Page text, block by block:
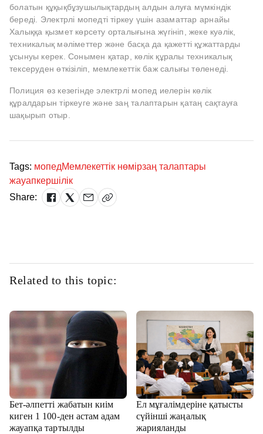
болатын құқықбұзушылықтардың алдын алуға мүмкіндік
береді. Электрлі мопедті тіркеу үшін азаматтар арнайы
Халыққа қызмет көрсету орталығына жүгініп, жеке куәлік,
техникалық мәліметтер және басқа да қажетті құжаттарды
ұсынуы керек. Сонымен қатар, көлік құралы техникалық
тексеруден өткізіліп, мемлекеттік баж салығы төленеді.
Полиция өз кезегінде электрлі мопед иелерін көлік
құралдарын тіркеуге және заң талаптарын қатаң сақтауға
шақырып отыр.
Tags: мопедМемлекеттік нөмірзаң талаптары
жауапкершілік
Share:
Related to this topic:
Бет-әлпетті жабатын киім
киген 1 100-ден астам адам
жауапқа тартылды
Ел мұғалімдеріне қатысты
сүйінші жаңалық
жарияланды